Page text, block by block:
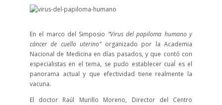
En el marco del Simposio “Virus del papiloma humano y
cáncer de cuello uterino”organizado por la Academia
Nacional de Medicina en días pasados, y que contó con
especialistas en el tema, se pudo establecer cuaĺ es el
panorama actual y que efectividad tiene realmente la
vacuna.
El doctor Raúl Murillo Moreno, Director del Centro